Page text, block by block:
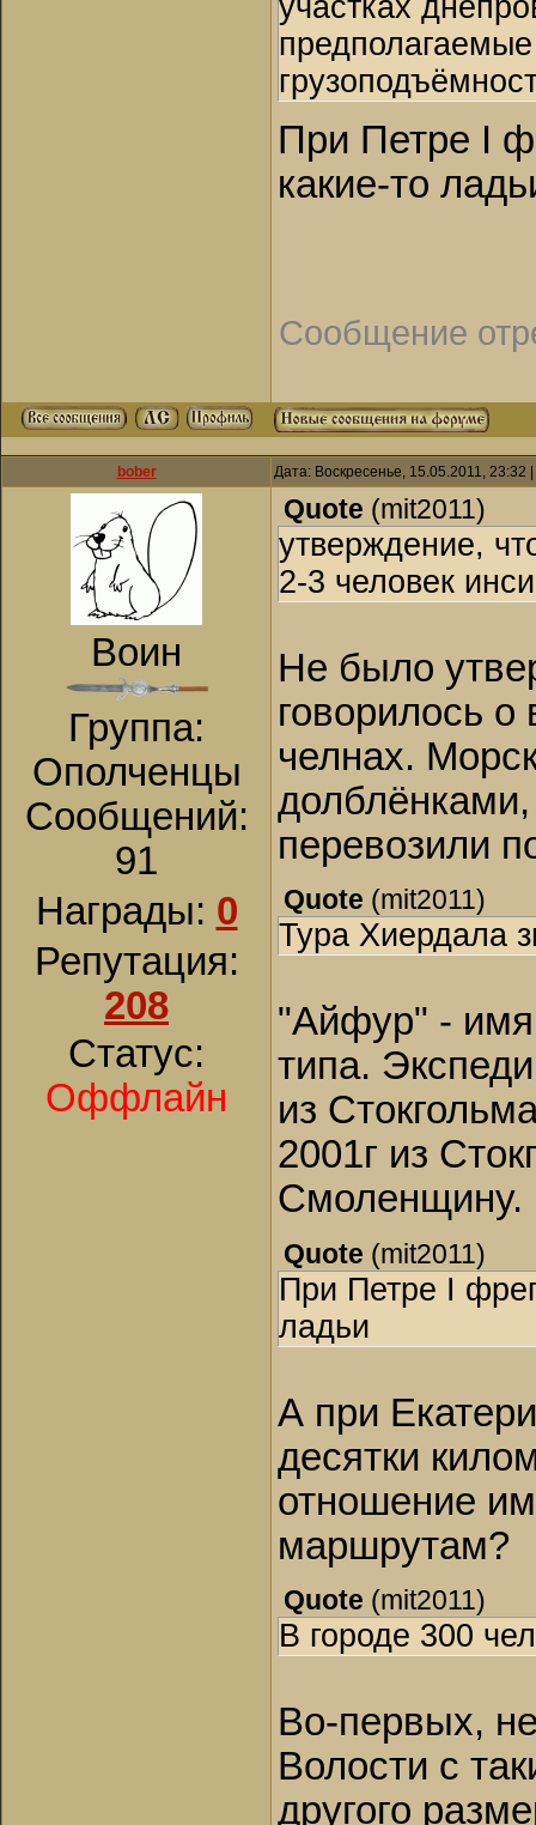
участках
При Петре I
какие-то
Сообщение
bober Дата: Воскресенье, 15.05.2011,
Воин
Группа:
Ополченцы
Сообщений:
91
Награды: 0
Репутация:
208
Статус:
Оффлайн
Quote (mit2011)
утверждение,
2-3 человек
Не было
говорилось о
челнах.
перевозили
Quote (mit2011)
Тура Хиердала
"Айфур" - имя
типа.
из
2001г из
Смоленщину.
Quote (mit2011)
При Петре I
ладьи
А при
десятки
отношение
маршрутам?
Quote (mit2011)
В городе 300
Во-первых,
Волости с
другого